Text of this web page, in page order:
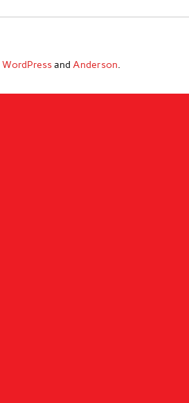
WordPressand Anderson.